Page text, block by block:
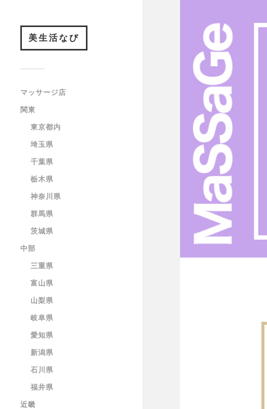
美生活なび
マッサージ店
関東
東京都内
埼玉県
千葉県
栃木県
神奈川県
群馬県
茨城県
中部
三重県
富山県
山梨県
岐阜県
愛知県
新潟県
石川県
福井県
近畿